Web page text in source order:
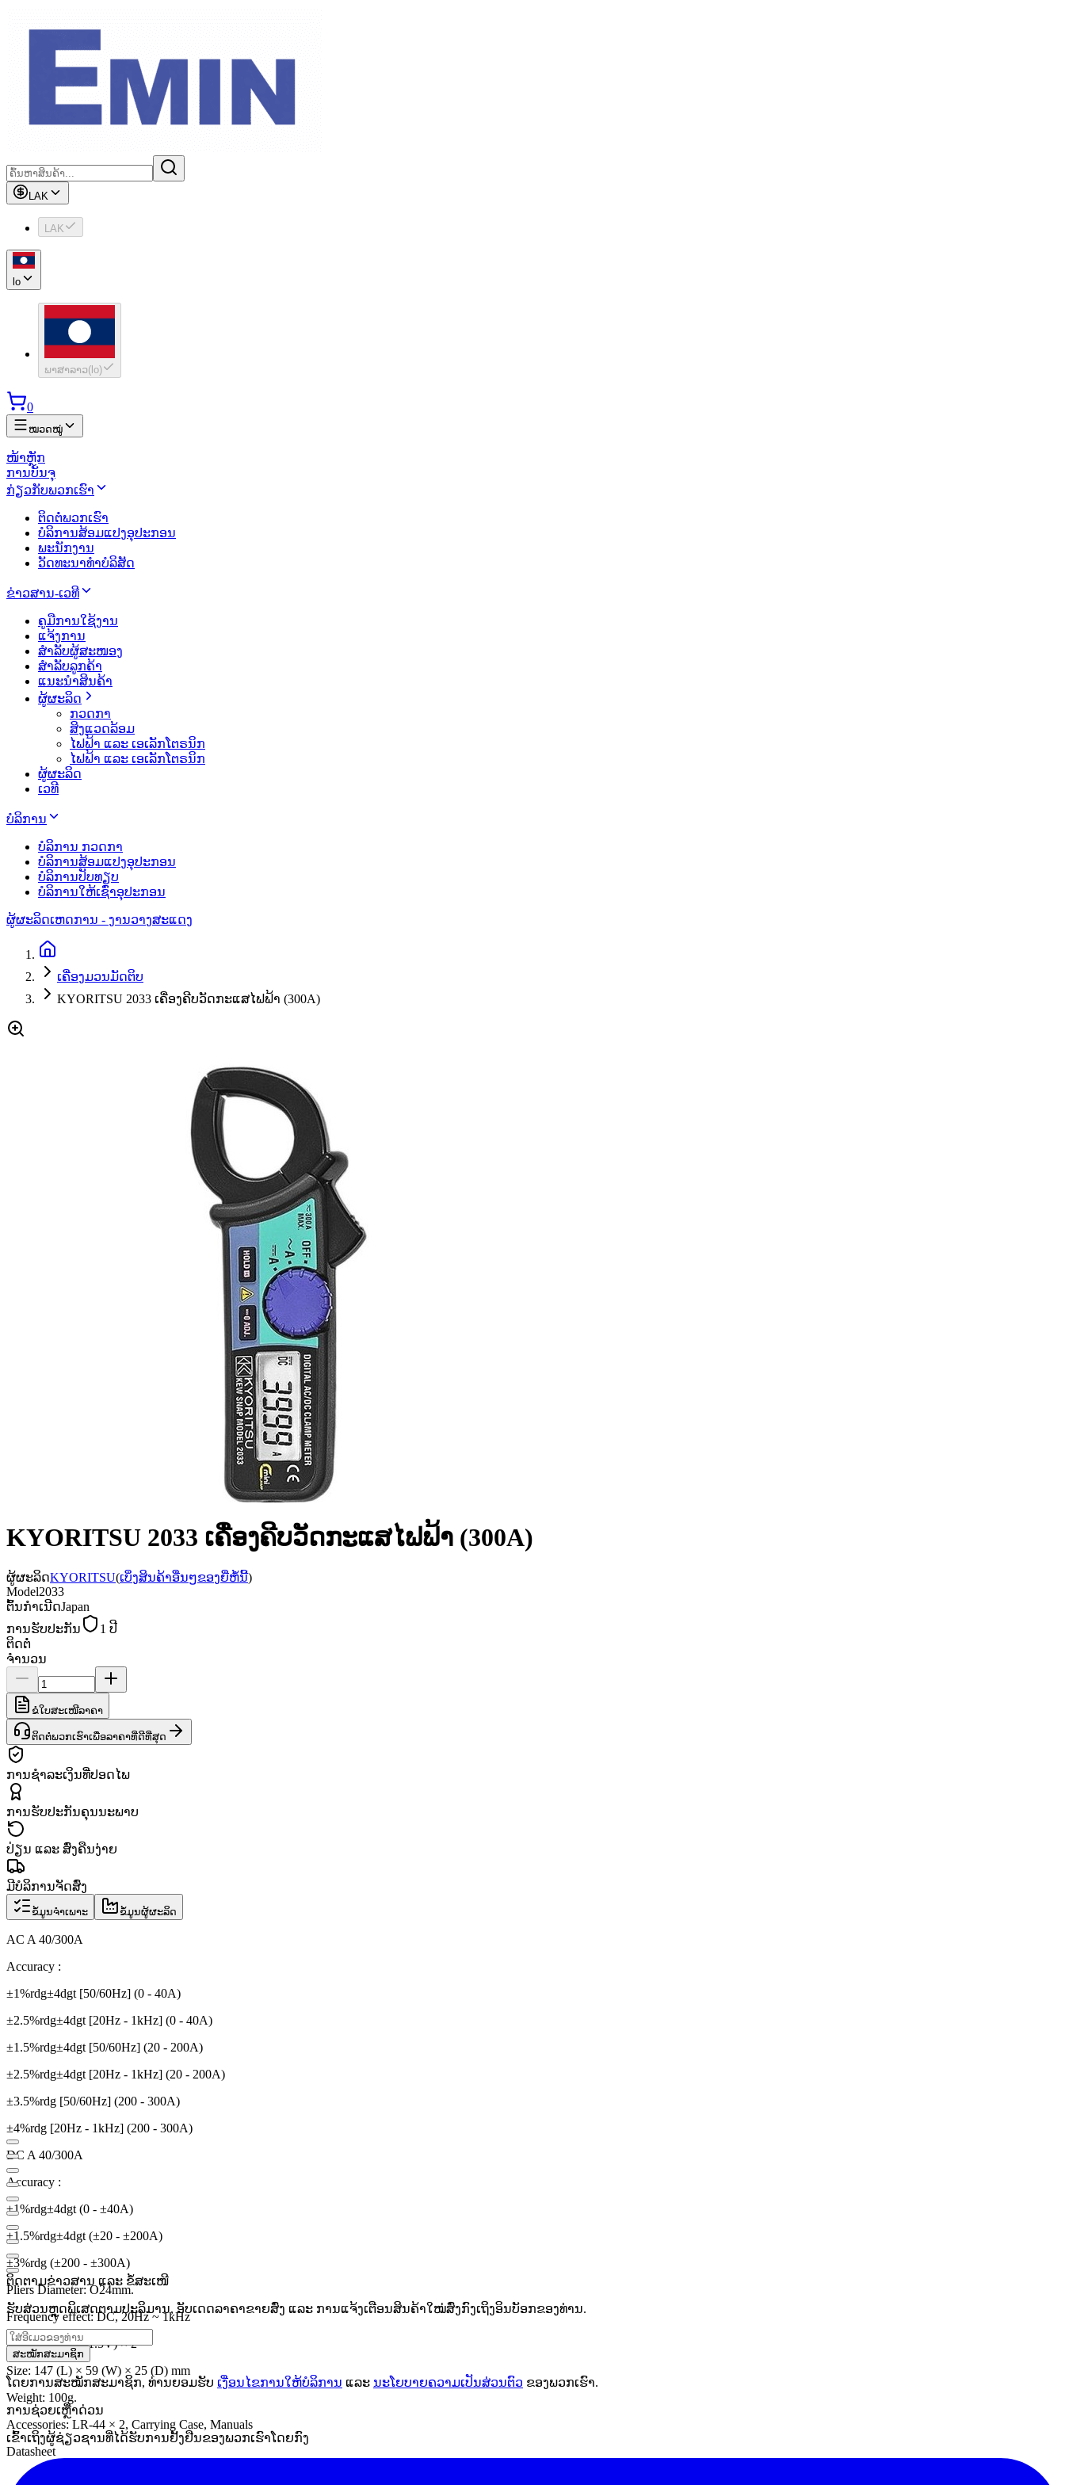
LAK
LAK
lo
ພາສາລາວ( lo)
0
ໝວດໝູ່
ໜ້າຫຼັກ
ການບັນຈຸ
ກ່ຽວກັບພວກເຮົາ
ຕິດຕໍ່ພວກເຮົາ
ບໍລິການສ້ອມແປງອຸປະກອນ
ພະນັກງານ
ວັດທະນາທຳບໍລິສັດ
ຂ່າວສານ-ເວທີ
ຄູມືການໃຊ້ງານ
ແຈ້ງການ
ສຳລັບຜູ້ສະໜອງ
ສຳລັບລູກຄ້າ
ແນະນຳສິນຄ້າ
ຜູ້ຜະລິດ
ກວດກາ
ສິງແວດລ້ອມ
ໄຟຟ້າ ແລະ ເອເລັກໂຕຣນິກ
ໄຟຟ້າ ແລະ ເອເລັກໂຕຣນິກ
ຜູ້ຜະລິດ
ເວທີ
ບໍລິການ
ບໍລິການ ກວດກາ
ບໍລິການສ້ອມແປງອຸປະກອນ
ບໍລິການປັບທຽບ
ບໍລິການໃຫ້ເຊົ່າອຸປະກອນ
ຜູ້ຜະລິດເຫດການ - ງານວາງສະແດງ
ເຄື່ອງມວນມັດຕິບ
KYORITSU 2033 ເຄື່ອງຄີບວັດກະແສໄຟຟ້າ (300A)
KYORITSU 2033 ເຄື່ອງຄີບວັດກະແສໄຟຟ້າ (300A)
ຜູ້ຜະລິດKYORITSU(ເບິ່ງສິນຄ້າອື່ນໆຂອງຍີ່ຫໍ້ນີ້)
Model2033
ຕົ້ນກຳເນີດJapan
ການຮັບປະກັນ
1 ປີ
ຕິດຕໍ່
ຈຳນວນ
ຂໍໃບສະເໜີລາຄາ
ຕິດຕໍ່ພວກເຮົາເພື່ອລາຄາທີ່ດີທີ່ສຸດ
ການຊຳລະເງິນທີ່ປອດໄພ
ການຮັບປະກັນຄຸນນະພາບ
ປ່ຽນ ແລະ ສົ່ງຄືນງ່າຍ
ມີບໍລິການຈັດສົ່ງ
ຂໍ້ມູນຈຳເພາະ ຂໍ້ມູນຜູ້ຜະລິດ
AC A 40/300A
Accuracy :
±1%rdg±4dgt [50/60Hz] (0 - 40A)
±2.5%rdg±4dgt [20Hz - 1kHz] (0 - 40A)
±1.5%rdg±4dgt [50/60Hz] (20 - 200A)
±2.5%rdg±4dgt [20Hz - 1kHz] (20 - 200A)
±3.5%rdg [50/60Hz] (200 - 300A)
±4%rdg [20Hz - 1kHz] (200 - 300A)
DC A 40/300A
Accuracy :
±1%rdg±4dgt (0 - ±40A)
±1.5%rdg±4dgt (±20 - ±200A)
±3%rdg (±200 - ±300A)
Pliers Diameter: O24mm.
Frequency effect: DC, 20Hz ~ 1kHz
Source: LR-44 (1.5V) × 2
Size: 147 (L) × 59 (W) × 25 (D) mm
Weight: 100g.
Accessories: LR-44 × 2, Carrying Case, Manuals
Datasheet
ຕິດຕາມຂ່າວສານ ແລະ ຂໍ້ສະເໜີ
ຮັບສ່ວນຫຼຸດພິເສດຕາມປະລິມານ, ອັບເດດລາຄາຂາຍສົ່ງ ແລະ ການແຈ້ງເຕືອນສິນຄ້າໃໝ່ສົ່ງກົງເຖິງອິນບັອກຂອງທ່ານ.
ສະໝັກສະມາຊິກ
ໂດຍການສະໝັກສະມາຊິກ, ທ່ານຍອມຮັບ ເງື່ອນໄຂການໃຫ້ບໍລິການ ແລະ ນະໂຍບາຍຄວາມເປັນສ່ວນຕົວ ຂອງພວກເຮົາ.
ການຊ່ວຍເຫຼືໍາດ່ວນ
ເຂົ້າເຖິງຜູ້ຊ່ຽວຊານທີ່ໄດ້ຮັບການຢັ້ງຢືນຂອງພວກເຮົາໂດຍກົງ